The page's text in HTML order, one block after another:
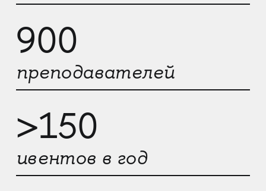
900
преподавателей
>150
ивентов в год